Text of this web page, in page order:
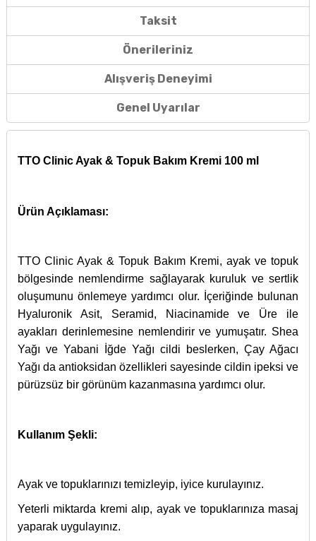
Taksit
Önerileriniz
Alışveriş Deneyimi
Genel Uyarılar
TTO Clinic Ayak & Topuk Bakım Kremi 100 ml
Ürün Açıklaması:
TTO Clinic Ayak & Topuk Bakım Kremi, ayak ve topuk
bölgesinde nemlendirme sağlayarak kuruluk ve sertlik
oluşumunu önlemeye yardımcı olur. İçeriğinde bulunan
Hyaluronik Asit, Seramid, Niacinamide ve Üre ile
ayakları derinlemesine nemlendirir ve yumuşatır. Shea
Yağı ve Yabani İğde Yağı cildi beslerken, Çay Ağacı
Yağı da antioksidan özellikleri sayesinde cildin ipeksi ve
pürüzsüz bir görünüm kazanmasına yardımcı olur.
Kullanım Şekli:
Ayak ve topuklarınızı temizleyip, iyice kurulayınız.
Yeterli miktarda kremi alıp, ayak ve topuklarınıza masaj
yaparak uygulayınız.